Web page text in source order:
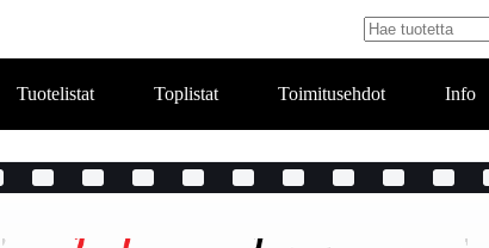
Tuotelistat Toplistat Toimitusehdot Info